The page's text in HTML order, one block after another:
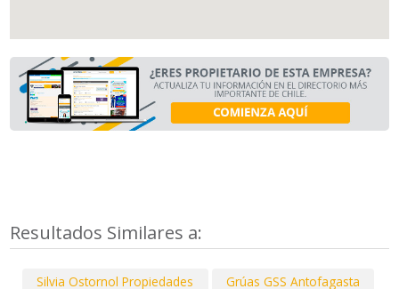
Resultados Similares a:
Silvia Ostornol Propiedades Grúas GSS Antofagasta